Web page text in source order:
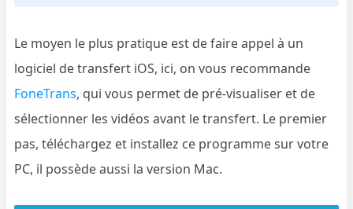
Le moyen le plus pratique est de faire appel à un
logiciel de transfert iOS, ici, on vous recommande
FoneTrans, qui vous permet de pré-visualiser et de
sélectionner les vidéos avant le transfert. Le premier
pas, téléchargez et installez ce programme sur votre
PC, il possède aussi la version Mac.